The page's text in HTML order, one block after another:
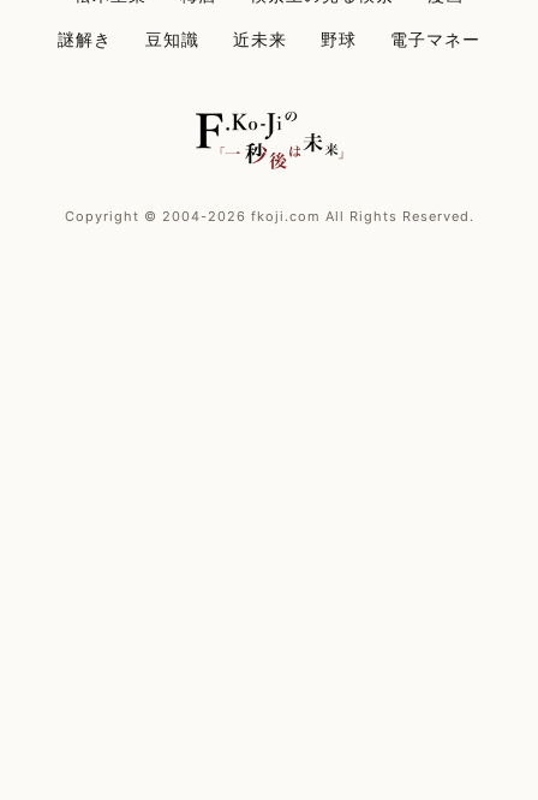
謎解き
豆知識 近未来 野球 電子マネー
Copyright © 2004-2026 fkoji.com All Rights Reserved.